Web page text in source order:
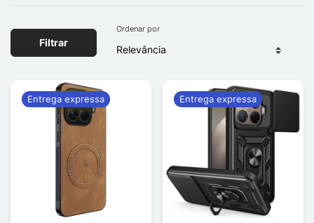
Filtrar
Ordenar por
Entrega expressa Entrega expressa